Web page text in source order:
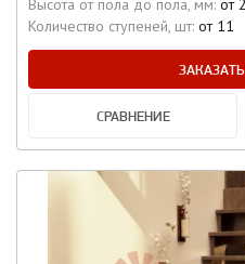
Высота от пола до пола, мм: от
Количество ступеней, шт: от 11
СРАВНЕНИЕ